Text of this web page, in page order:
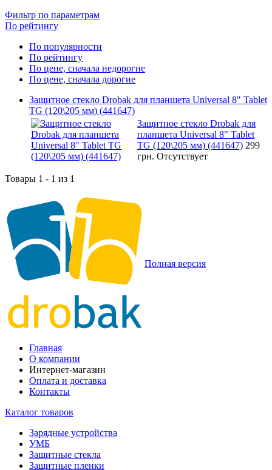
Фильтр по параметрам
По рейтингу
По популярности
По рейтингу
По цене, сначала недорогие
По цене, сначала дорогие
Защитное стекло Drobak для планшета Universal 8" Tablet
TG (120\205 мм) (441647)
Защитное стекло Drobak для
планшета Universal 8" Tablet
TG (120\205 мм) (441647) 299
грн. Отсутствует
Товары 1 - 1 из 1
Полная версия
Главная
О компании
Интернет-магазин
Оплата и доставка
Контакты
Каталог товаров
Зарядные устройства
УМБ
Защитные стекла
Защитные пленки